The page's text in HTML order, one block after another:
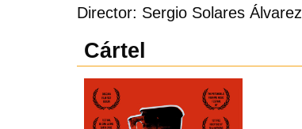
Director: Sergio Solares Álvarez
Cártel